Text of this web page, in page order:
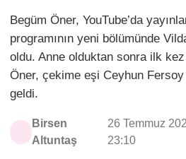
Begüm Öner, YouTube’da
programının yeni bölümünde
oldu. Anne olduktan sonra ilk
Öner, çekime eşi Ceyhun
geldi.
Birsen
Altuntaş
26 Temmuz
23:10